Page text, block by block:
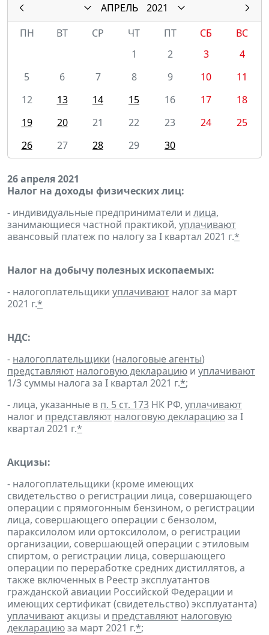
АПРЕЛЬ
2021
ПН
ВТ СР ЧТ ПТ СБ
ВС
1
2 3
4
5
6 7 8 9 10
11
12
13 14 15 16 17
18
19
20 21 22 23 24
25
26
27 28 29 30
26 апреля 2021
Налог на доходы физических лиц:
- индивидуальные предприниматели и лица,
занимающиеся частной практикой, уплачивают
авансовый платеж по налогу за I квартал 2021 г.*
Налог на добычу полезных ископаемых:
- налогоплательщики уплачивают налог за март
2021 г.*
НДС:
- налогоплательщики (налоговые агенты)
представляют налоговую декларацию и уплачивают
1/3 суммы налога за I квартал 2021 г.*;
- лица, указанные в п. 5 ст. 173 НК РФ, уплачивают
налог и представляют налоговую декларациюза I
квартал 2021 г.*
Акцизы:
- налогоплательщики (кроме имеющих
свидетельство о регистрации лица, совершающего
операции с прямогонным бензином, о регистрации
лица, совершающего операции с бензолом,
параксилолом или ортоксилолом, о регистрации
организации, совершающей операции с этиловым
спиртом, о регистрации лица, совершающего
операции по переработке средних дистиллятов, а
также включенных в Реестр эксплуатантов
гражданской авиации Российской Федерации и
имеющих сертификат (свидетельство) эксплуатанта)
уплачиваютакцизы и представляют налоговую
декларациюза март 2021 г.*;